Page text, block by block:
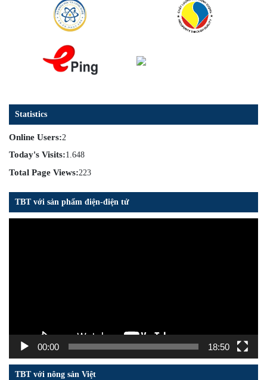
Statistics
Online Users:2
Today's Visits:1.648
Total Page Views:223
TBT với sản phẩm điện-điện tử
00:00 18:50
TBT với nông sản Việt